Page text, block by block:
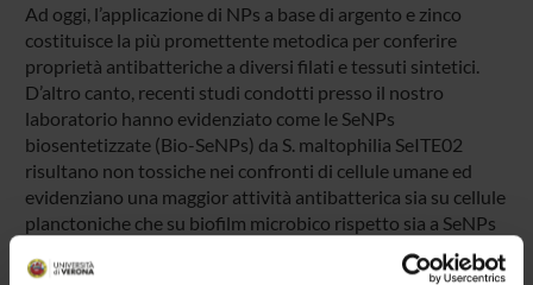
Ad oggi, l’applicazione di NPs a base di argento e zinco
costituisce la più promettente metodica per conferire
proprietà antibatteriche a diversi filati e tessuti sintetici.
D’altro canto, recenti studi condotti presso il nostro
laboratorio hanno evidenziato come le SeNPs
biosentetizzate (Bio-SeNPs) da S. maltophilia SeITE02
risultano non tossiche nei confronti di cellule umane ed
evidenziano una maggior attività antibatterica sia su cellule
planctoniche che su biofilm microbico rispetto sia a SeNPs
sintetizzate chimicamente sia a NPs di Ag e Zn. L’obiettivo
principale di questo Progetto è lo sviluppo di un filato e